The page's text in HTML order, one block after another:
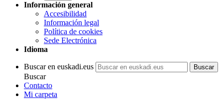
Información general
Accesibilidad
Información legal
Política de cookies
Sede Electrónica
Idioma
Buscar en euskadi.eus
Buscar
Contacto
Mi carpeta